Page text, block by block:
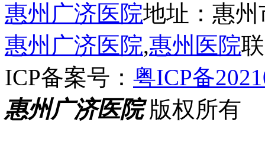
惠州广济医院地址：惠
惠州广济医院,惠州医院
ICP备案号： 粤ICP备
惠州广济医院版权所有